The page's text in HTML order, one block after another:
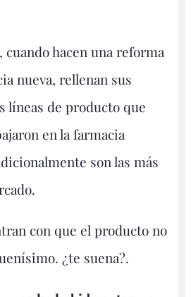
cuando hacen una reforma
nueva, rellenan sus
líneas de producto que
en la farmacia
son las más
con que el producto no
¿te suena?.